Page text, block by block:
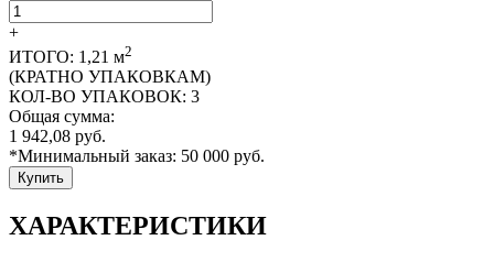
+
ИТОГО: 1,21 м2
(КРАТНО УПАКОВКАМ)
КОЛ-ВО УПАКОВОК: 3
Общая сумма:
1 942,08 руб.
*Минимальный заказ: 50 000 руб.
Купить
ХАРАКТЕРИСТИКИ